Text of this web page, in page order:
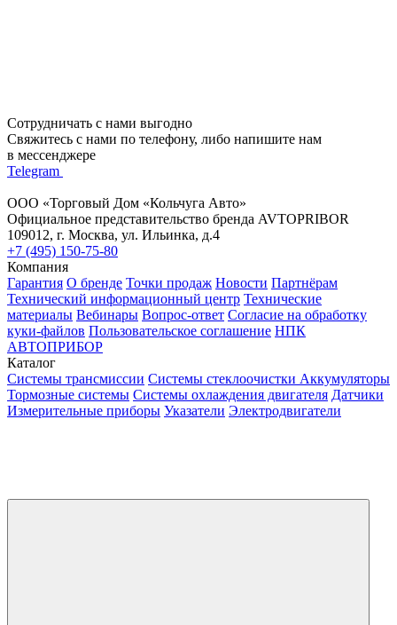
Сотрудничать с нами выгодно
Свяжитесь с нами по телефону, либо напишите нам
в мессенджере
Telegram
ООО «Торговый Дом «Кольчуга Авто»
Официальное представительство бренда AVTOPRIBOR
109012, г. Москва, ул. Ильинка, д.4
+7 (495) 150-75-80
Компания
Гарантия О бренде Точки продаж Новости Партнёрам
Технический информационный центр Технические
материалы Вебинары Вопрос-ответ Согласие на обработку
куки-файлов Пользовательское соглашение НПК
АВТОПРИБОР
Каталог
Системы трансмиссии Системы стеклоочистки Аккумуляторы
Тормозные системы Системы охлаждения двигателя Датчики
Измерительные приборы Указатели Электродвигатели